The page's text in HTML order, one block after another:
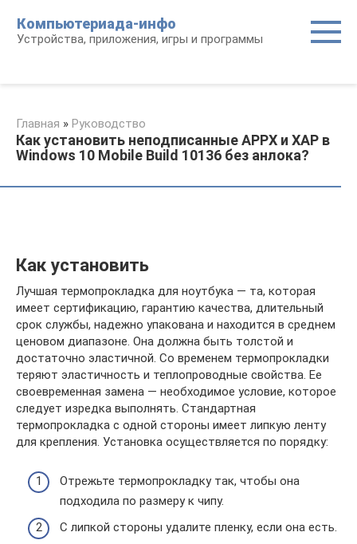
контенту
Компьютериада-инфо
Устройства, приложения, игры и программы
Главная » Руководство
Как установить неподписанные APPX и XAP в
Windows 10 Mobile Build 10136 без анлока?
Как установить
Лучшая термопрокладка для ноутбука — та, которая
имеет сертификацию, гарантию качества, длительный
срок службы, надежно упакована и находится в среднем
ценовом диапазоне. Она должна быть толстой и
достаточно эластичной. Со временем термопрокладки
теряют эластичность и теплопроводные свойства. Ее
своевременная замена — необходимое условие, которое
следует изредка выполнять. Стандартная
термопрокладка с одной стороны имеет липкую ленту
для крепления. Установка осуществляется по порядку:
Отрежьте термопрокладку так, чтобы она
подходила по размеру к чипу.
С липкой стороны удалите пленку, если она есть.